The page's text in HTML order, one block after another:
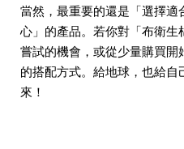
當然，最重要的還是「選擇適
心」的產品。若你對「布衛生
嘗試的機會，或從少量購買開
的搭配方式。給地球，也給
來！